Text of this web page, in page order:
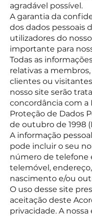
agradável possível.
A garantia da
dos dados pessoais
utilizadores do
importante para
Todas as
relativas a
clientes ou
nosso site serão
concordância com a
Proteção de Dados
de outubro de 1998
A informação
pode incluir o seu
número de telefone
telemóvel,
nascimento e/ou
O uso desse site
aceitação deste
privacidade. A nossa